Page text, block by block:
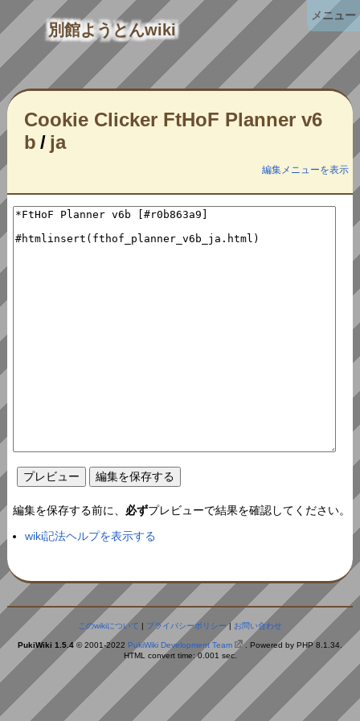
別館ようとんwiki
Cookie Clicker FtHoF Planner v6
b / ja
編集メニューを表示
編集を保存する前に、 必ずプレビューで結果を確認してください。
wiki記法ヘルプを表示する
このwikiについて | プライバシーポリシー| お問い合わせ
PukiWiki 1.5.4© 2001-2022 PukiWiki Development Team
. Powered by PHP 8.1.34.
HTML convert time: 0.001 sec.
メニュー